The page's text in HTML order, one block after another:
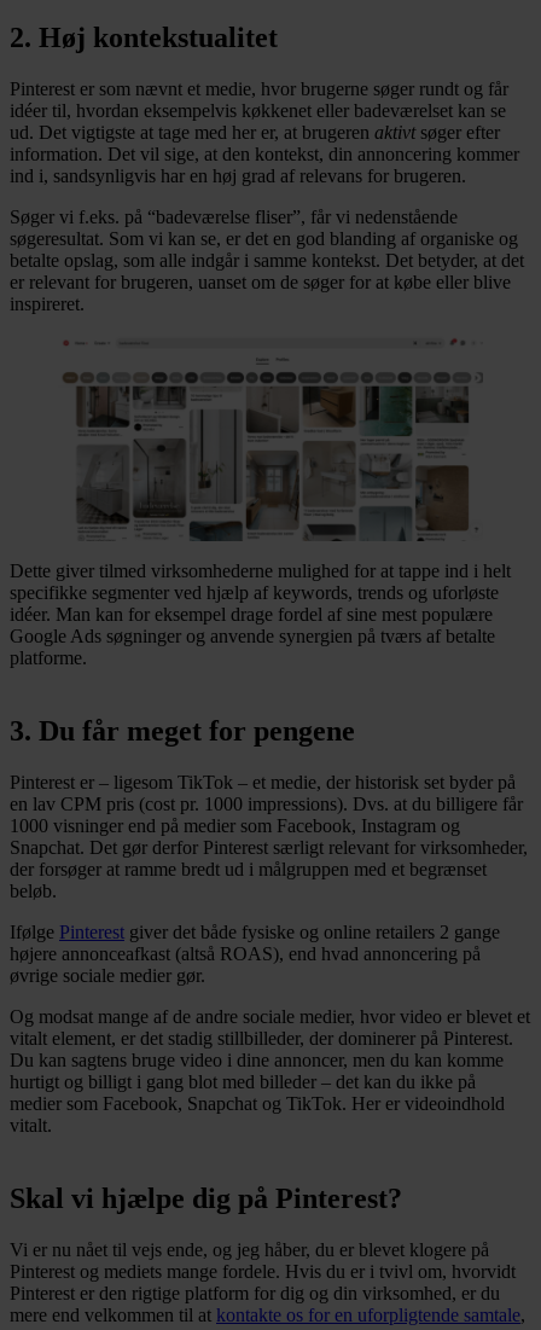
2. Høj kontekstualitet
Pinterest er som nævnt et medie, hvor brugerne søger rundt og får
idéer til, hvordan eksempelvis køkkenet eller badeværelset kan se
ud. Det vigtigste at tage med her er, at brugeren aktivtsøger efter
information. Det vil sige, at den kontekst, din annoncering kommer
ind i, sandsynligvis har en høj grad af relevans for brugeren.
Søger vi f.eks. på “badeværelse fliser”, får vi nedenstående
søgeresultat. Som vi kan se, er det en god blanding af organiske og
betalte opslag, som alle indgår i samme kontekst. Det betyder, at det
er relevant for brugeren, uanset om de søger for at købe eller blive
inspireret.
Dette giver tilmed virksomhederne mulighed for at tappe ind i helt
specifikke segmenter ved hjælp af keywords, trends og uforløste
idéer. Man kan for eksempel drage fordel af sine mest populære
Google Ads søgninger og anvende synergien på tværs af betalte
platforme.
3. Du får meget for pengene
Pinterest er – ligesom TikTok – et medie, der historisk set byder på
en lav CPM pris (cost pr. 1000 impressions). Dvs. at du billigere får
1000 visninger end på medier som Facebook, Instagram og
Snapchat. Det gør derfor Pinterest særligt relevant for virksomheder,
der forsøger at ramme bredt ud i målgruppen med et begrænset
beløb.
Ifølge Pinterest giver det både fysiske og online retailers 2 gange
højere annonceafkast (altså ROAS), end hvad annoncering på
øvrige sociale medier gør.
Og modsat mange af de andre sociale medier, hvor video er blevet et
vitalt element, er det stadig stillbilleder, der dominerer på Pinterest.
Du kan sagtens bruge video i dine annoncer, men du kan komme
hurtigt og billigt i gang blot med billeder – det kan du ikke på
medier som Facebook, Snapchat og TikTok. Her er videoindhold
vitalt.
Skal vi hjælpe dig på Pinterest?
Vi er nu nået til vejs ende, og jeg håber, du er blevet klogere på
Pinterest og mediets mange fordele. Hvis du er i tvivl om, hvorvidt
Pinterest er den rigtige platform for dig og din virksomhed, er du
mere end velkommen til at kontakte os for en uforpligtende samtale,